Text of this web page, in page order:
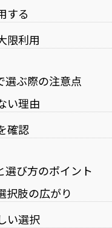
する
限利用
選ぶ際の注意点
い理由
確認
選び方のポイント
択肢の広がり
い選択